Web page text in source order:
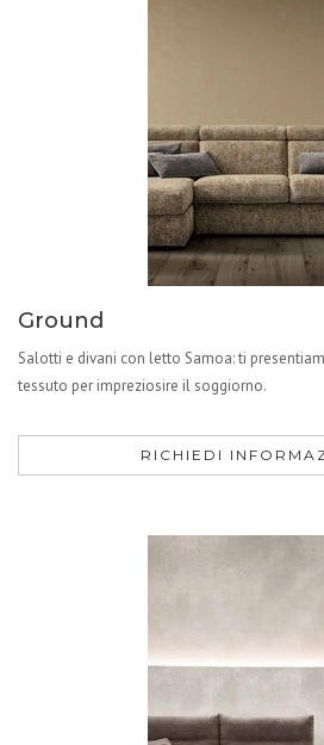
Ground
Salotti e divani con letto Samoa: ti
tessuto per impreziosire il soggiorno.
RICHIEDI